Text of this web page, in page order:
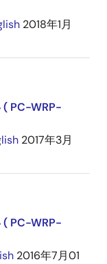
2018年1月
( PC-WRP-
2017年3月
( PC-WRP-
2016年7月01